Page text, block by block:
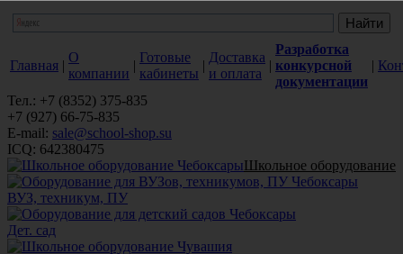
Главная |
О
компании
|
Готовые
кабинеты
|
Доставка
и оплата
|
Разработка
конкурсной
документации
|
Тел.: +7 (8352) 375-835
+7 (927) 66-75-835
E-mail: sale@school-shop.su
ICQ: 642380475
Школьное оборудование
ВУЗ, техникум, ПУ
Дет. сад